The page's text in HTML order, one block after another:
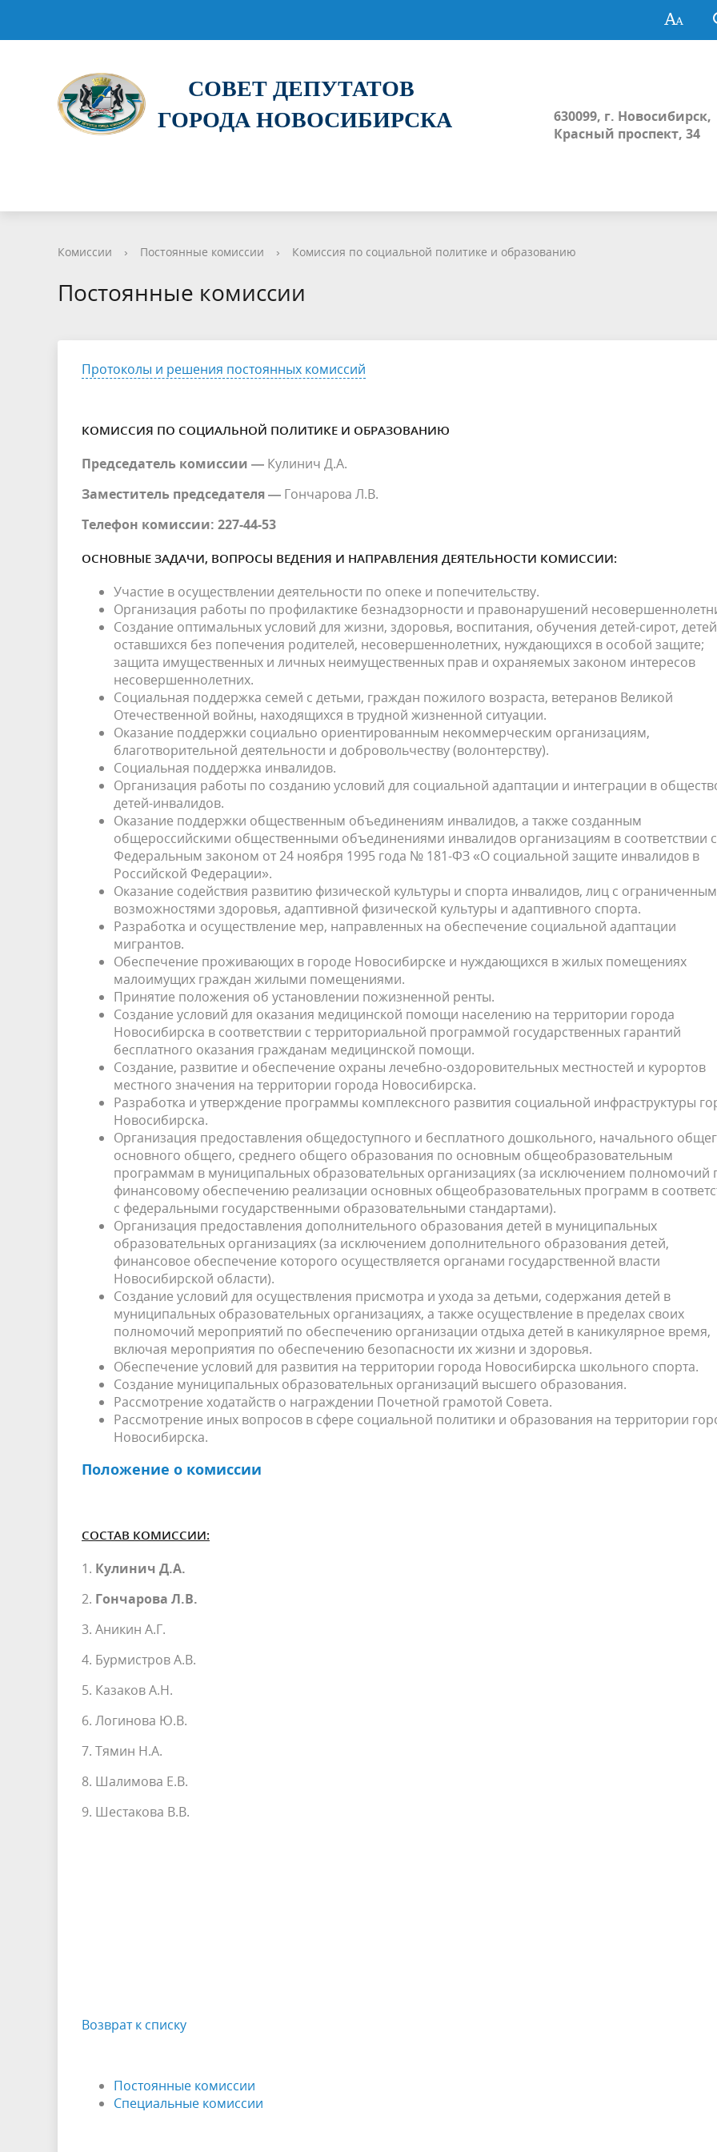
СОВЕТ ДЕПУТАТОВ
ГОРОДА НОВОСИБИРСКА
630099, г. Новосибирск,
Красный проспект, 34
Комиссии › Постоянные комиссии › Комиссия по социальной политике и образованию
Постоянные комиссии
Протоколы и решения постоянных комиссий
КОМИССИЯ ПО СОЦИАЛЬНОЙ ПОЛИТИКЕ И ОБРАЗОВАНИЮ
Председатель комиссии — Кулинич Д.А.
Заместитель председателя — Гончарова Л.В.
Телефон комиссии: 227-44-53
ОСНОВНЫЕ ЗАДАЧИ, ВОПРОСЫ ВЕДЕНИЯ И НАПРАВЛЕНИЯ ДЕЯТЕЛЬНОСТИ КОМИССИИ:
Участие в осуществлении деятельности по опеке и попечительству.
Организация работы по профилактике безнадзорности и правонарушений
Создание оптимальных условий для жизни, здоровья, воспитания, обучения детей-сирот,
оставшихся без попечения родителей, несовершеннолетних, нуждающихся в особой защите;
защита имущественных и личных неимущественных прав и охраняемых законом интересов
несовершеннолетних.
Социальная поддержка семей с детьми, граждан пожилого возраста, ветеранов Великой
Отечественной войны, находящихся в трудной жизненной ситуации.
Оказание поддержки социально ориентированным некоммерческим организациям,
благотворительной деятельности и добровольчеству (волонтерству).
Социальная поддержка инвалидов.
Организация работы по созданию условий для социальной адаптации и интеграции в
детей-инвалидов.
Оказание поддержки общественным объединениям инвалидов, а также созданным
общероссийскими общественными объединениями инвалидов организациям в соответствии с
Федеральным законом от 24 ноября 1995 года № 181-ФЗ «О социальной защите инвалидов в
Российской Федерации».
Оказание содействия развитию физической культуры и спорта инвалидов, лиц с
возможностями здоровья, адаптивной физической культуры и адаптивного спорта.
Разработка и осуществление мер, направленных на обеспечение социальной адаптации
мигрантов.
Обеспечение проживающих в городе Новосибирске и нуждающихся в жилых помещениях
малоимущих граждан жилыми помещениями.
Принятие положения об установлении пожизненной ренты.
Создание условий для оказания медицинской помощи населению на территории города
Новосибирска в соответствии с территориальной программой государственных гарантий
бесплатного оказания гражданам медицинской помощи.
Создание, развитие и обеспечение охраны лечебно-оздоровительных местностей и курортов
местного значения на территории города Новосибирска.
Разработка и утверждение программы комплексного развития социальной инфраструктуры
Новосибирска.
Организация предоставления общедоступного и бесплатного дошкольного, начального
основного общего, среднего общего образования по основным общеобразовательным
программам в муниципальных образовательных организациях (за исключением полномочий
финансовому обеспечению реализации основных общеобразовательных программ в
с федеральными государственными образовательными стандартами).
Организация предоставления дополнительного образования детей в муниципальных
образовательных организациях (за исключением дополнительного образования детей,
финансовое обеспечение которого осуществляется органами государственной власти
Новосибирской области).
Создание условий для осуществления присмотра и ухода за детьми, содержания детей в
муниципальных образовательных организациях, а также осуществление в пределах своих
полномочий мероприятий по обеспечению организации отдыха детей в каникулярное время,
включая мероприятия по обеспечению безопасности их жизни и здоровья.
Обеспечение условий для развития на территории города Новосибирска школьного спорта.
Создание муниципальных образовательных организаций высшего образования.
Рассмотрение ходатайств о награждении Почетной грамотой Совета.
Рассмотрение иных вопросов в сфере социальной политики и образования на территории
Новосибирска.
Положение о комиссии
СОСТАВ КОМИССИИ:
1. Кулинич Д.А.
2. Гончарова Л.В.
3. Аникин А.Г.
4. Бурмистров А.В.
5. Казаков А.Н.
6. Логинова Ю.В.
7. Тямин Н.А.
8. Шалимова Е.В.
9. Шестакова В.В.
Возврат к списку
Постоянные комиссии
Специальные комиссии